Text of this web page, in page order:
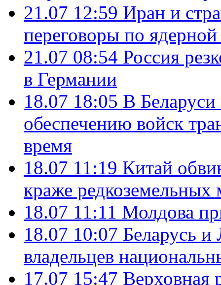
21.07 12:59 Иран и
переговоры по
21.07 08:54 Россия
в Германии
18.07 18:05 В
обеспечению войск
время
18.07 11:19 Китай
краже редкоземельных
18.07 11:11 Молдова
18.07 10:07 Беларусь
владельцев
17.07 15:47 Верховная